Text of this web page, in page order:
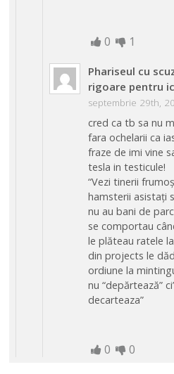
0 1
Phariseul cu
rigoare pentru
septembrie 29th,
cred ca tb sa nu
fara ochelarii ca
fraze de imi vine
tesla in testicule!
“Vezi tinerii
hamsterii asistați
nu au bani de
se comportau
le plăteau ratele
din projects le
ordiune la
nu “depărtează”
decarteaza”
0 0